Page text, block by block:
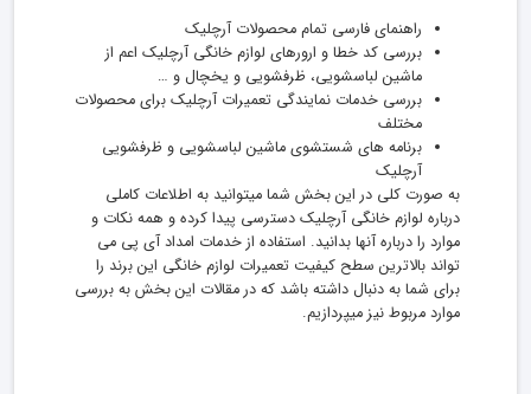
راهنمای فارسی تمام محصولات آرچلیک
بررسی کد خطا و ارورهای لوازم خانگی آرچلیک اعم از
ماشین لباسشویی، ظرفشویی و یخچال و …
بررسی خدمات نمایندگی تعمیرات آرچلیک برای محصولات
مختلف
برنامه های شستشوی ماشین لباسشویی و ظرفشویی
آرچلیک
به صورت کلی در این بخش شما میتوانید به اطلاعات کاملی
درباره لوازم خانگی آرچلیک دسترسی پیدا کرده و همه نکات و
موارد را درباره آنها بدانید. استفاده از خدمات امداد آی پی می
تواند بالاترین سطح کیفیت تعمیرات لوازم خانگی این برند را
برای شما به دنبال داشته باشد که در مقالات این بخش به بررسی
موارد مربوط نیز میپردازیم.